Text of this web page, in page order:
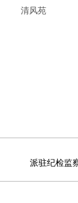
清风苑
派驻纪检监